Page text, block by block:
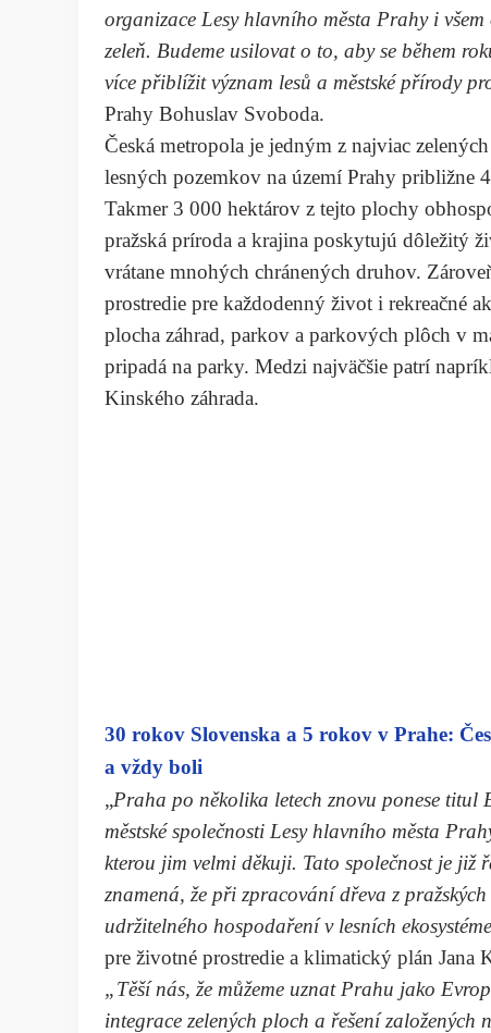
organizace Lesy hlavního města Prahy i
zeleň. Budeme usilovat o to, aby se během
více přiblížit význam lesů a městské přírody
Prahy Bohuslav Svoboda.
Česká metropola je jedným z najviac
lesných pozemkov na území Prahy približne
Takmer 3 000 hektárov z tejto plochy
pražská príroda a krajina poskytujú dôležitý
vrátane mnohých chránených druhov.
prostredie pre každodenný život i rekreačné
plocha záhrad, parkov a parkových plôch v
pripadá na parky. Medzi najväčšie patrí
Kinského záhrada.
30 rokov Slovenska a 5 rokov v Prahe:
a vždy boli
„Praha po několika letech znovu ponese titul
městské společnosti Lesy hlavního města
kterou jim velmi děkuji. Tato společnost je již
znamená, že při zpracování dřeva z
udržitelného hospodaření v lesních
pre životné prostredie a klimatický plán Jana
„Těší nás, že můžeme uznat Prahu jako
integrace zelených ploch a řešení založených